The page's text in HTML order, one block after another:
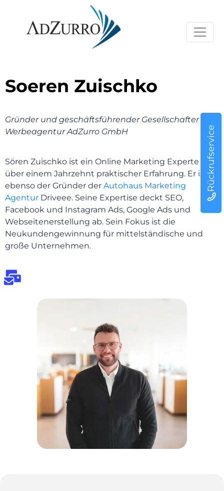
Soeren Zuischko
Gründer und geschäftsführender Gesellschafter der
Werbeagentur AdZurro GmbH
Sören Zuischko ist ein Online Marketing Experte mit
über einem Jahrzehnt praktischer Erfahrung. Er ist
ebenso der Gründer der Autohaus Marketing
Agentur Driveee. Seine Expertise deckt SEO,
Facebook und Instagram Ads, Google Ads und
Webseitenerstellung ab. Sein Fokus ist die
Neukundengewinnung für mittelständische und
große Unternehmen.
Rückrufservice